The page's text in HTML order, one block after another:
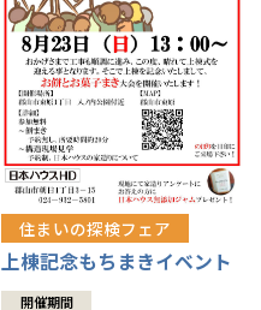
住まいの探検フェア
上棟記念もちまきイベント
開催期間